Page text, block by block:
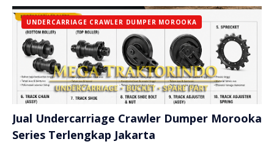
UNDERCARRIAGE CRAWLER DUMPER MOROOKA
Jual Undercarriage Crawler Dumper Morooka
Series Terlengkap Jakarta